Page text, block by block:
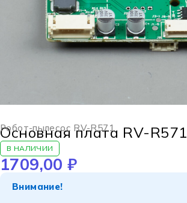
Робот-пылесос RV-R571
Основная плата RV-R571
В НАЛИЧИИ
1709,00 ₽
Внимание!